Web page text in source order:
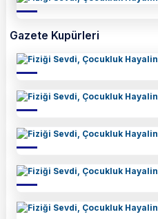
Gazete Kupürleri